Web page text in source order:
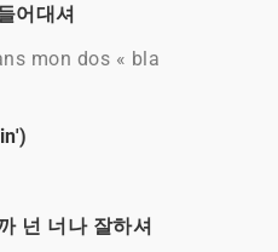
어대셔
mon dos « bla
넌 너나 잘하셔